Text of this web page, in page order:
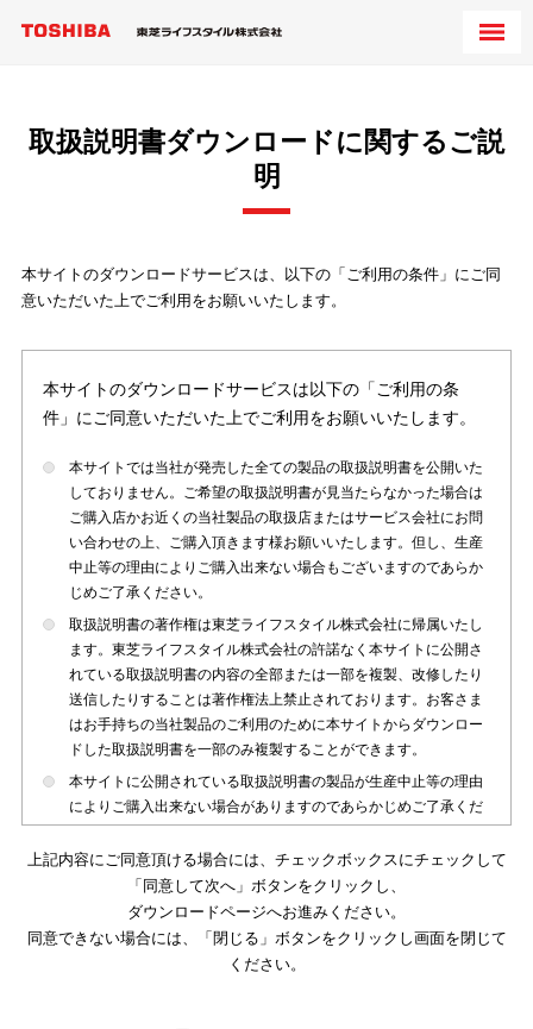
取扱説明書ダウンロードに関するご説
明
本サイトのダウンロードサービスは、以下の「ご利用の条件」にご同
意いただいた上でご利用をお願いいたします。
本サイトのダウンロードサービスは以下の「ご利用の条
件」にご同意いただいた上でご利用をお願いいたします。
本サイトでは当社が発売した全ての製品の取扱説明書を公開いた
しておりません。ご希望の取扱説明書が見当たらなかった場合は
ご購入店かお近くの当社製品の取扱店またはサービス会社にお問
い合わせの上、ご購入頂きます様お願いいたします。但し、生産
中止等の理由によりご購入出来ない場合もございますのであらか
じめご了承ください。
取扱説明書の著作権は東芝ライフスタイル株式会社に帰属いたし
ます。東芝ライフスタイル株式会社の許諾なく本サイトに公開さ
れている取扱説明書の内容の全部または一部を複製、改修したり
送信したりすることは著作権法上禁止されております。お客さま
はお手持ちの当社製品のご利用のために本サイトからダウンロー
ドした取扱説明書を一部のみ複製することができます。
本サイトに公開されている取扱説明書の製品が生産中止等の理由
によりご購入出来ない場合がありますのであらかじめご了承くだ
本サイトに公開されている取扱説明書は、製品が発売された時点
のものを掲載しております。従いまして本サイトに掲載されてい
る取扱説明書の記載内容とお客さまがお持ちの製品の仕様がその
後のマイナーチェンジ等で変更になる場合がございます。本サイ
トに公開されている取扱説明書の内容とお手持ちの製品の仕様に
上記内容にご同意頂ける場合には、チェックボックスにチェックして
「同意して次へ」ボタンをクリックし、
ダウンロードページへお進みください。
同意できない場合には、「閉じる」ボタンをクリックし画面を閉じて
ください。